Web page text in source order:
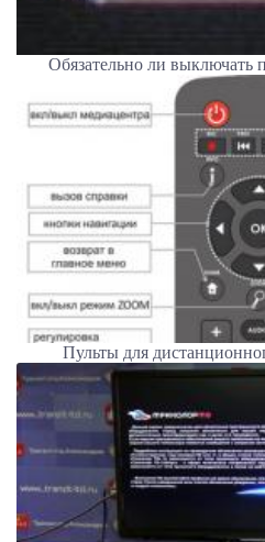
Обязательно ли выключать
Пульты для